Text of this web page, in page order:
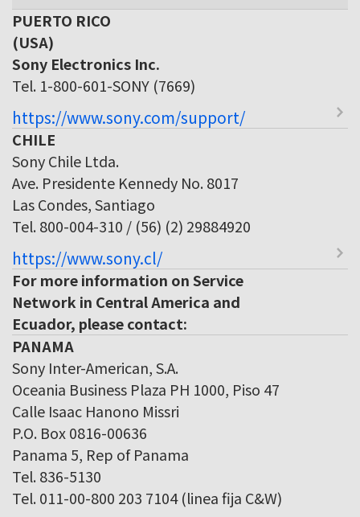
PUERTO RICO
(USA)
Sony Electronics Inc.
Tel. 1-800-601-SONY (7669)
https://www.sony.com/support/
CHILE
Sony Chile Ltda.
Ave. Presidente Kennedy No. 8017
Las Condes, Santiago
Tel. 800-004-310 / (56) (2) 29884920
https://www.sony.cl/
For more information on Service
Network in Central America and
Ecuador, please contact:
PANAMA
Sony Inter-American, S.A.
Oceania Business Plaza PH 1000, Piso 47
Calle Isaac Hanono Missri
P.O. Box 0816-00636
Panama 5, Rep of Panama
Tel. 836-5130
Tel. 011-00-800 203 7104 (linea fija C&W)